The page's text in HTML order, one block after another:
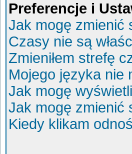
Preferencje i
Jak mogę zmienić
Czasy nie są
Zmieniłem strefę
Mojego języka nie
Jak mogę
Jak mogę zmienić
Kiedy klikam